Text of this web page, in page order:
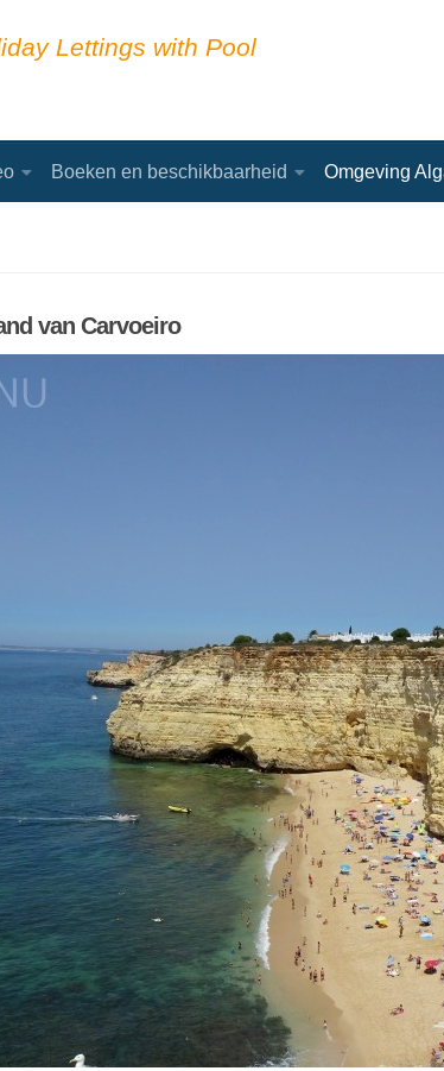
Lettings with Pool
Boeken en beschikbaarheid Omgeving
van Carvoeiro